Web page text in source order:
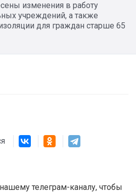
изменения в работу
учреждений, а также
для граждан старше 65
телеграм-каналу, чтобы